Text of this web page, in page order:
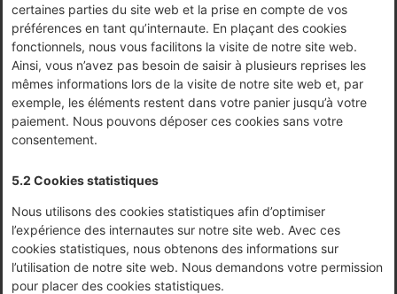
certaines parties du site web et la prise en compte de vos
préférences en tant qu’internaute. En plaçant des cookies
fonctionnels, nous vous facilitons la visite de notre site web.
Ainsi, vous n’avez pas besoin de saisir à plusieurs reprises les
mêmes informations lors de la visite de notre site web et, par
exemple, les éléments restent dans votre panier jusqu’à votre
paiement. Nous pouvons déposer ces cookies sans votre
consentement.
5.2 Cookies statistiques
Nous utilisons des cookies statistiques afin d’optimiser
l’expérience des internautes sur notre site web. Avec ces
cookies statistiques, nous obtenons des informations sur
l’utilisation de notre site web. Nous demandons votre permission
pour placer des cookies statistiques.